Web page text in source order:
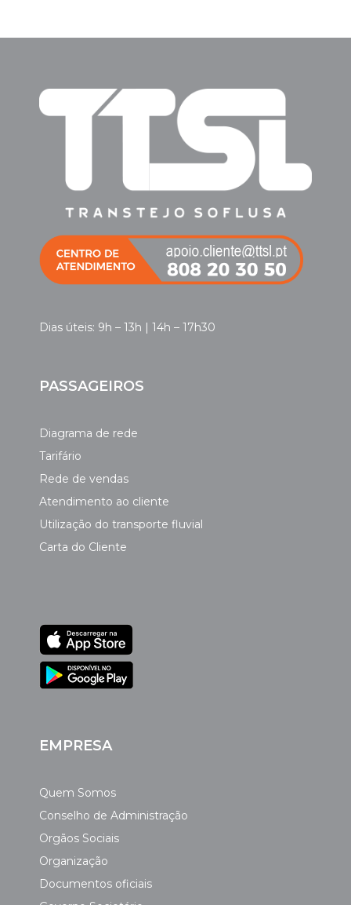
Dias úteis: 9h – 13h | 14h – 17h30
PASSAGEIROS
Diagrama de rede
Tarifário
Rede de vendas
Atendimento ao cliente
Utilização do transporte fluvial
Carta do Cliente
EMPRESA
Quem Somos
Conselho de Administração
Orgãos Sociais
Organização
Documentos oficiais